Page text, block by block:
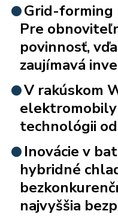
Grid-forming
Pre
povinnosť,
zaujímavá
V rakúskom
elektromobily
technológii
Inovácie v
hybridné
najvyššia